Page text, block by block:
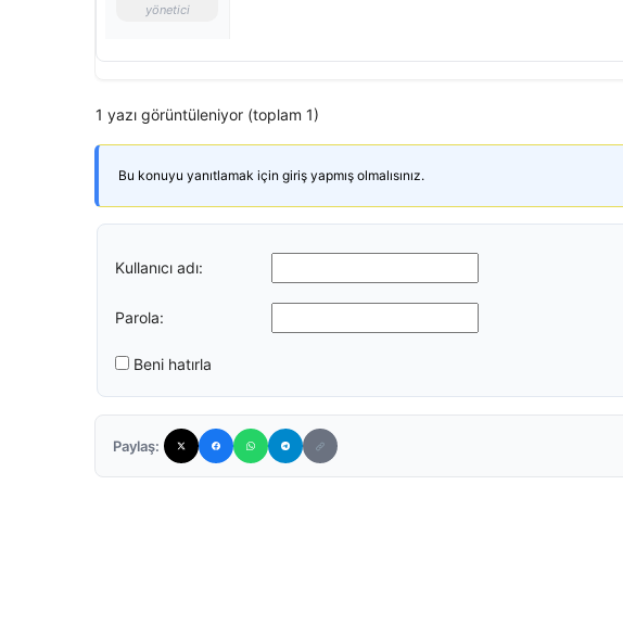
yönetici
1 yazı görüntüleniyor (toplam 1)
Bu konuyu yanıtlamak için giriş yapmış olmalısınız.
Kullanıcı adı:
Parola:
Beni hatırla
Paylaş: